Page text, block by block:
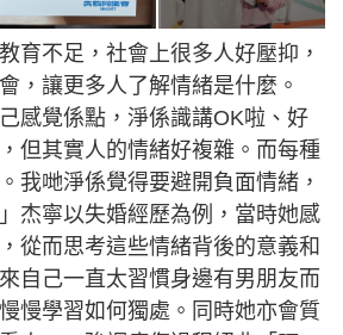
育不足，社會上很多人好壓抑，
，讓更多人了解情緒是什麼。
感覺係點，淨係識講OK啦、好
但其實人的情緒好複雜。而每種
我哋淨係覺得要避開負面情緒，
杰寧以失婚經歷為例，當時她感
從而思考這些情緒背後的意義和
自己一直太習慣身邊有男朋友而
慢學習如何獨處。同時她亦會質